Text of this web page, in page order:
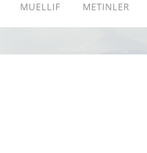
MUELLIF METINLER